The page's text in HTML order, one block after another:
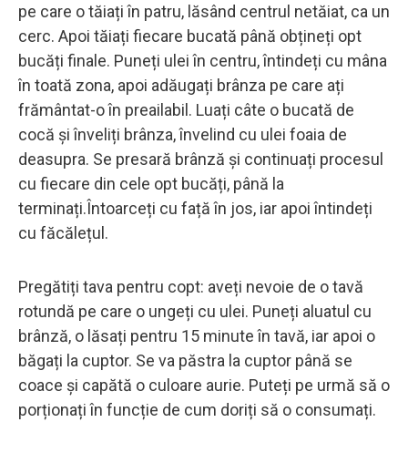
pe care o tăiați în patru, lăsând centrul netăiat, ca un
cerc. Apoi tăiați fiecare bucată până obțineți opt
bucăți finale. Puneți ulei în centru, întindeți cu mâna
în toată zona, apoi adăugați brânza pe care ați
frământat-o în preailabil. Luați câte o bucată de
cocă și înveliți brânza, învelind cu ulei foaia de
deasupra. Se presară brânză și continuați procesul
cu fiecare din cele opt bucăți, până la
terminați.Întoarceți cu față în jos, iar apoi întindeți
cu făcălețul.
Pregătiți tava pentru copt: aveți nevoie de o tavă
rotundă pe care o ungeți cu ulei. Puneți aluatul cu
brânză, o lăsați pentru 15 minute în tavă, iar apoi o
băgați la cuptor. Se va păstra la cuptor până se
coace și capătă o culoare aurie. Puteți pe urmă să o
porționați în funcție de cum doriți să o consumați.